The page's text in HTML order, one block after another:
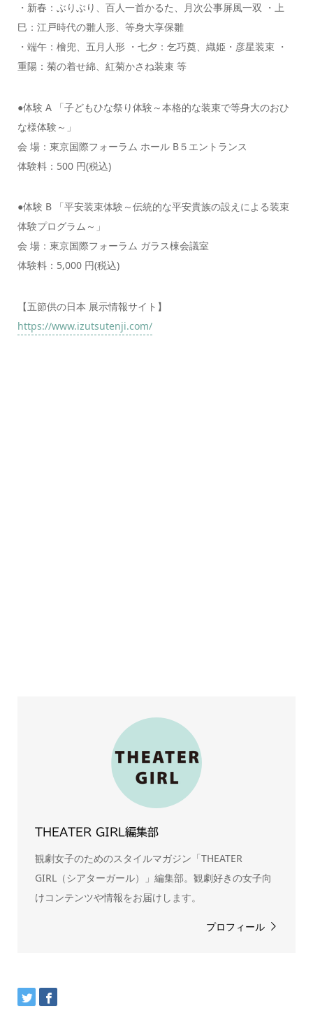
・新春：ぶりぶり、百人一首かるた、月次公事屏風一双 ・上
巳：江戸時代の雛人形、等身大享保雛
・端午：檜兜、五月人形 ・七夕：乞巧奠、織姫・彦星装束 ・
重陽：菊の着せ綿、紅菊かさね装束 等
●体験 A 「子どもひな祭り体験～本格的な装束で等身大のおひ
な様体験～」
会 場：東京国際フォーラム ホール B５エントランス
体験料：500 円(税込)
●体験 B 「平安装束体験～伝統的な平安貴族の設えによる装束
体験プログラム～」
会 場：東京国際フォーラム ガラス棟会議室
体験料：5,000 円(税込)
【五節供の日本 展示情報サイト】
https://www.izutsutenji.com/
THEATER GIRL編集部
観劇女子のためのスタイルマガジン「THEATER
GIRL（シアターガール）」編集部。観劇好きの女子向
けコンテンツや情報をお届けします。
プロフィール